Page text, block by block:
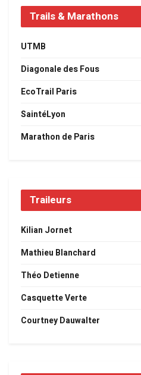
Trails & Marathons
UTMB
Diagonale des Fous
EcoTrail Paris
SaintéLyon
Marathon de Paris
Traileurs
Kilian Jornet
Mathieu Blanchard
Théo Detienne
Casquette Verte
Courtney Dauwalter